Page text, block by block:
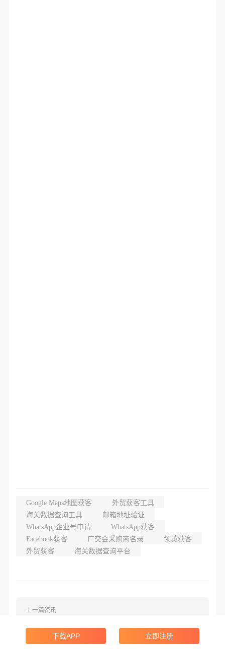
Google Maps地图获客
外贸获客工具
海关数据查询工具
邮箱地址验证
WhatsApp企业号申请
WhatsApp获客
Facebook获客
广交会采购商名录
领英获客
外贸获客
海关数据查询平台
上一篇资讯
下一篇资讯
下载APP 立即注册